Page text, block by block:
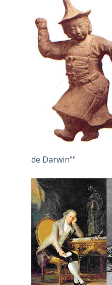
de Darwin""